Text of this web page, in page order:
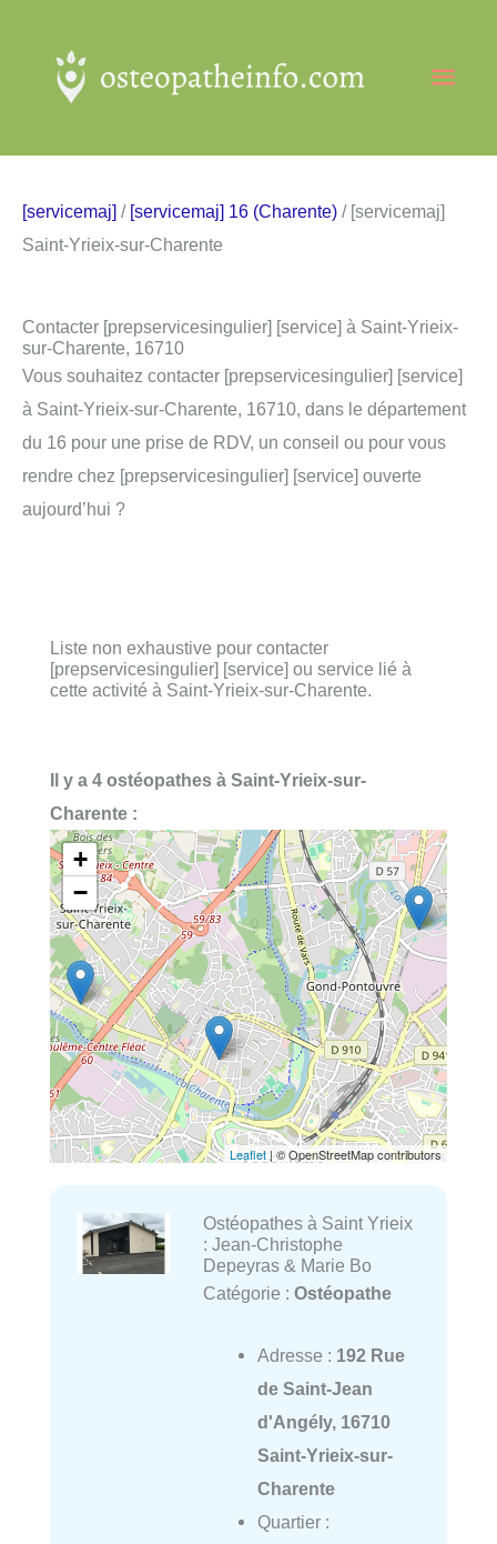
contenu
[servicemaj] / [servicemaj] 16 (Charente) / [servicemaj]
Saint-Yrieix-sur-Charente
Contacter [prepservicesingulier] [service] à Saint-Yrieix-
sur-Charente, 16710
Vous souhaitez contacter [prepservicesingulier] [service]
à Saint-Yrieix-sur-Charente, 16710, dans le département
du 16 pour une prise de RDV, un conseil ou pour vous
rendre chez [prepservicesingulier] [service] ouverte
aujourd’hui ?
Liste non exhaustive pour contacter
[prepservicesingulier] [service] ou service lié à
cette activité à Saint-Yrieix-sur-Charente.
Il y a 4 ostéopathes à Saint-Yrieix-sur-
Charente :
+
−
Leaflet | © OpenStreetMap contributors
Ostéopathes à Saint Yrieix
: Jean-Christophe
Depeyras & Marie Bo
Catégorie : Ostéopathe
Adresse : 192 Rue
de Saint-Jean
d'Angély, 16710
Saint-Yrieix-sur-
Charente
Quartier :